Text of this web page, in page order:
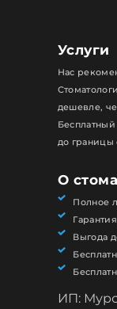
Услуги
Нас
дешевле,
до
О
Полное
Выгода
ИП: